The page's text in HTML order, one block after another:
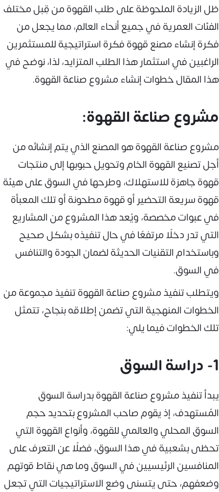
ظل الزيادة الملحوظة على طلب القهوة من قِبل مختلف
الفئات العمرية في جميع أنحاء العالم، مما يجعل من
فكرة إنشاء مصنع قهوة فكرة استراتيجية للمستثمرين
الراغبين في استثمار هذا الطلب المتزايد، لذا، نوضح في
هذا المقال خطوات إنشاء مشروع صناعة القهوة.
مشروع صناعة القهوة:
مشروع صناعة القهوة هو المصنع الذي يتم إنشائه من
أجل تصنيع القهوة الخام وتحويل حبوبها إلى منتجات
قهوة جاهزة للاستهلاك، وطرحها في السوق على هيئة
قهوة سريعة التحضير أو قهوة مطحونة أو تلك المعبأة
في عبوات مخصصة، ويُعد هذا المشروع من المشاريع
التي تدر دخلًا مرتفعًا في حال تنفيذه بشكل صحيح
وباستخدام التقنيات الحديثة لضمان الجودة والتنافس
في السوق.
ويتطلب تنفيذ مشروع صناعة القهوة تنفيذ مجموعة من
الخطوات المنهجية التي تضمن إطلاقه بنجاح، تتمثل
تلك الخطوات فيما يلي:
1- دراسة السوق
يبدأ تنفيذ مشروع صناعة القهوة بدراسة السوق
المُستهدف، إذ يقوم صاحب المشروع بتحديد حجم
السوق المحلي والعالمي للقهوة، وأنواع القهوة التي
تحظى بشعبية في هذا السوق، فضلًا عن التعرف على
المنافسين الرئيسيين في السوق وما هي نقاط قوتهم
وضعفهم، حتى يتسنى وضع الاستراتيجيات التي تجعل